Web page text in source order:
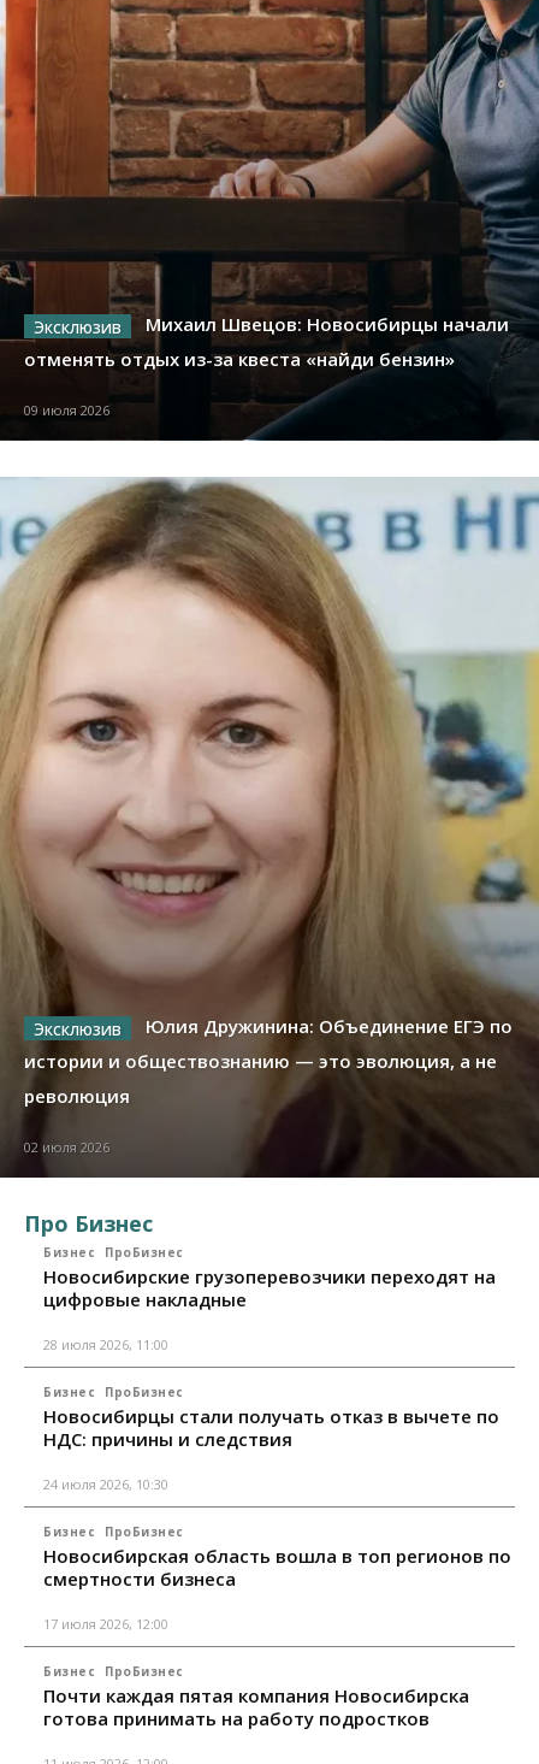
Михаил Швецов: Новосибирцы начали
отменять отдых из-за квеста «найди бензин»
09 июля 2026
Юлия Дружинина: Объединение ЕГЭ по
истории и обществознанию — это эволюция, а не
революция
02 июля 2026
Про Бизнес
Бизнес ПроБизнес
Новосибирские грузоперевозчики переходят на
цифровые накладные
28 июля 2026, 11:00
Бизнес ПроБизнес
Новосибирцы стали получать отказ в вычете по
НДС: причины и следствия
24 июля 2026, 10:30
Бизнес ПроБизнес
Новосибирская область вошла в топ регионов по
смертности бизнеса
17 июля 2026, 12:00
Бизнес ПроБизнес
Почти каждая пятая компания Новосибирска
готова принимать на работу подростков